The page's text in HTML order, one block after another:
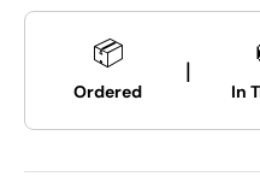
📦
Ordered
|
In